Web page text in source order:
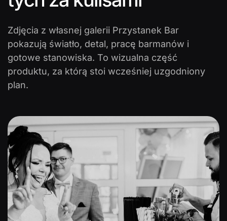
Zdjęcia z własnej galerii Przystanek Bar
pokazują światło, detal, pracę barmanów i
gotowe stanowiska. To wizualna część
produktu, za którą stoi wcześniej uzgodniony
plan.